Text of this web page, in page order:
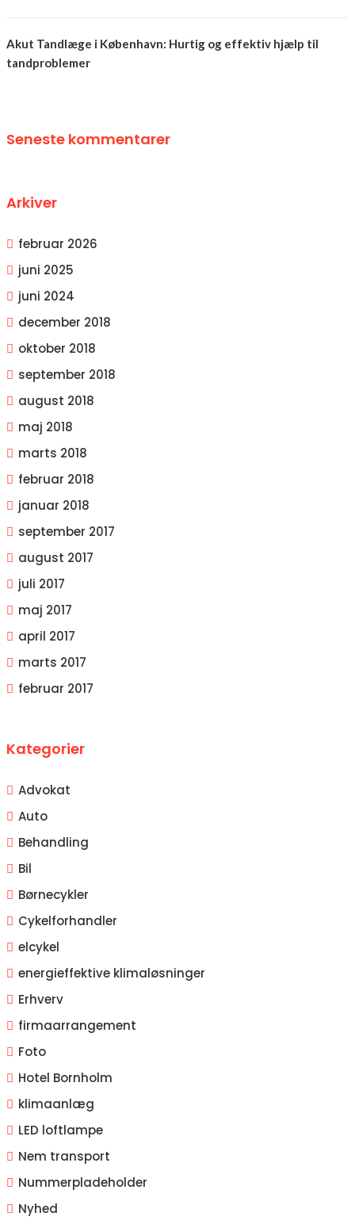
Akut Tandlæge i København: Hurtig og effektiv hjælp til
tandproblemer
Seneste kommentarer
Arkiver
februar 2026
juni 2025
juni 2024
december 2018
oktober 2018
september 2018
august 2018
maj 2018
marts 2018
februar 2018
januar 2018
september 2017
august 2017
juli 2017
maj 2017
april 2017
marts 2017
februar 2017
Kategorier
Advokat
Auto
Behandling
Bil
Børnecykler
Cykelforhandler
elcykel
energieffektive klimaløsninger
Erhverv
firmaarrangement
Foto
Hotel Bornholm
klimaanlæg
LED loftlampe
Nem transport
Nummerpladeholder
Nyhed